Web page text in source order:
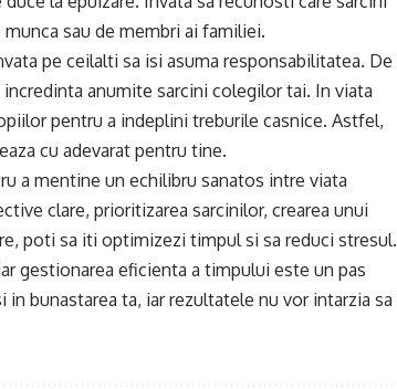
sau de membri ai familiei.
pe ceilalti sa isi asuma responsabilitatea. De
anumite sarcini colegilor tai. In viata
pentru a indeplini treburile casnice. Astfel,
cu adevarat pentru tine.
a mentine un echilibru sanatos intre viata
clare, prioritizarea sarcinilor, crearea unui
poti sa iti optimizezi timpul si sa reduci stresul.
gestionarea eficienta a timpului este un pas
bunastarea ta, iar rezultatele nu vor intarzia sa